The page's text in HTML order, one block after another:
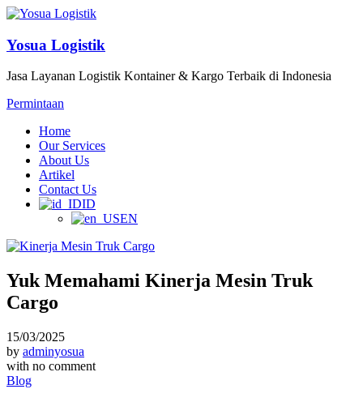
Yosua Logistik
Jasa Layanan Logistik Kontainer & Kargo Terbaik di Indonesia
Permintaan
Home
Our Services
About Us
Artikel
Contact Us
ID
EN
Yuk Memahami Kinerja Mesin Truk
Cargo
15/03/2025
by adminyosua
with no comment
Blog